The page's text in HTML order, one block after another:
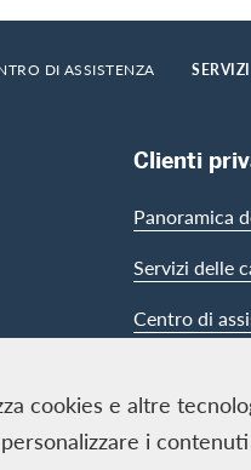
cookies e altre
i
DI ASSISTENZA
Clienti
Panoramica
Servizi delle
Centro di